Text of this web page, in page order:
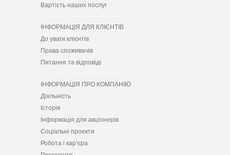
Вартість наших послуг
ІНФОРМАЦІЯ ДЛЯ КЛІЄНТІВ
До уваги клієнтів
Права споживачів
Питання та відповіді
ІНФОРМАЦІЯ ПРО КОМПАНІЮ
Діяльність
Історія
Інформація для акціонерів
Соціальні проекти
Робота і кар’єра